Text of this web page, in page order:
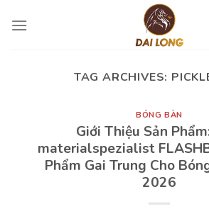
TAG ARCHIVES:
BÓNG BÀN
Giới Thiệu Sản
materialspezialist
Phẩm Gai Trung Cho
2026